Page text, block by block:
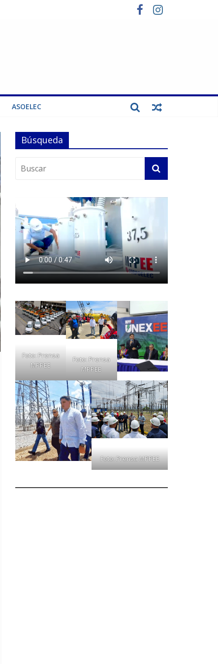
ASOELEC
Búsqueda
Foto: Prensa
MPPEE
Foto: Prensa
MPPEE
Foto: Prensa MPPEE